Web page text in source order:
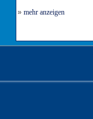
» mehr anzeigen